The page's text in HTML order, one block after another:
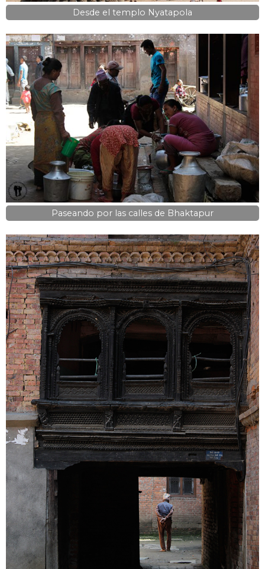
Desde el templo Nyatapola
Paseando por las calles de Bhaktapur